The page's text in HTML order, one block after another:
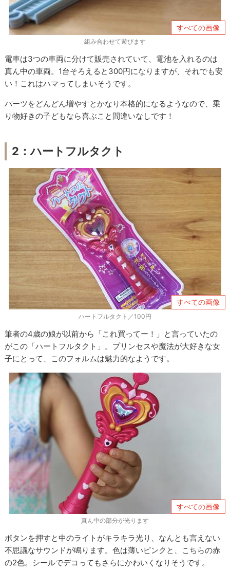
すべての画像
組み合わせて遊びます
電車は3つの車両に分けて販売されていて、電池を入れるのは
真ん中の車両。1台そろえると300円になりますが、それでも安
い！これはハマってしまいそうです。
パーツをどんどん増やすとかなり本格的になるようなので、乗
り物好きの子どもなら喜ぶこと間違いなしです！
2：ハートフルタクト
すべての画像
ハートフルタクト／100円
筆者の4歳の娘が以前から「これ買ってー！」と言っていたの
がこの「ハートフルタクト」。プリンセスや魔法が大好きな女
子にとって、このフォルムは魅力的なようです。
すべての画像
真ん中の部分が光ります
ボタンを押すと中のライトがキラキラ光り、なんとも言えない
不思議なサウンドが鳴ります。色は薄いピンクと、こちらの赤
の2色。シールでデコってもさらにかわいくなりそうです。